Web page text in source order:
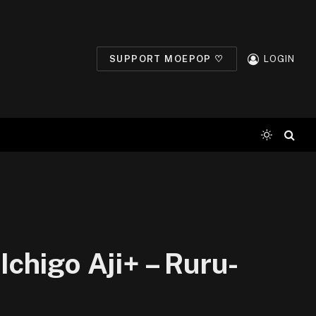
SUPPORT MOEPOP ♡ LOGIN
Aji+ – Ruru-